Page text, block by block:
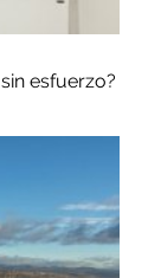
esfuerzo?